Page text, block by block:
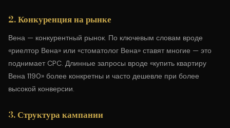
2. Конкуренция на рынке
Вена — конкурентный рынок. По ключевым словам вроде
«риелтор Вена» или «стоматолог Вена» ставят многие — это
поднимает CPC. Длинные запросы вроде «купить квартиру
Вена 1190» более конкретны и часто дешевле при более
высокой конверсии.
3. Структура кампании